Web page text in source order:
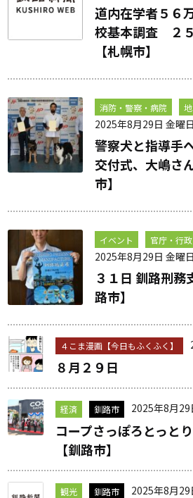
道内在学者５６
校基本調査 ２
【札幌市】
消防・警察・病院
2025年8月29日 金曜日
警察犬と指導手
交付式、大嶋さ
市】
イベント 官庁・行政
2025年8月29日 金曜日
３１日 釧路刑務
路市】
４こま漫画【今日もふくふく】
８月２９日
経済 釧路市 2025年8月29
コープさっぽろとっと
【釧路市】
観光 釧路市 2025年8月29